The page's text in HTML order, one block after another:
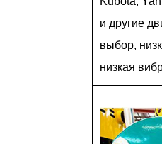
и другие
выбор,
низкая